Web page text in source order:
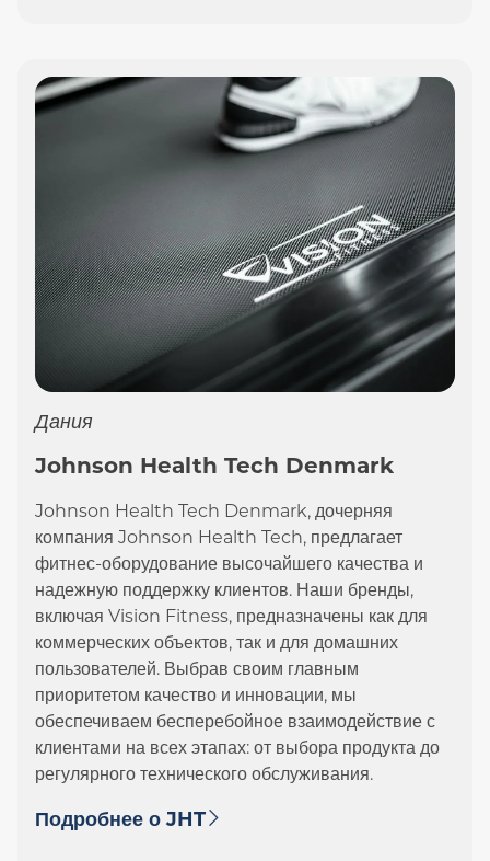
Дания
Johnson Health Tech Denmark
Johnson Health Tech Denmark, дочерняя
компания Johnson Health Tech, предлагает
фитнес-оборудование высочайшего качества и
надежную поддержку клиентов. Наши бренды,
включая Vision Fitness, предназначены как для
коммерческих объектов, так и для домашних
пользователей. Выбрав своим главным
приоритетом качество и инновации, мы
обеспечиваем бесперебойное взаимодействие с
клиентами на всех этапах: от выбора продукта до
регулярного технического обслуживания.
Подробнее о JHT